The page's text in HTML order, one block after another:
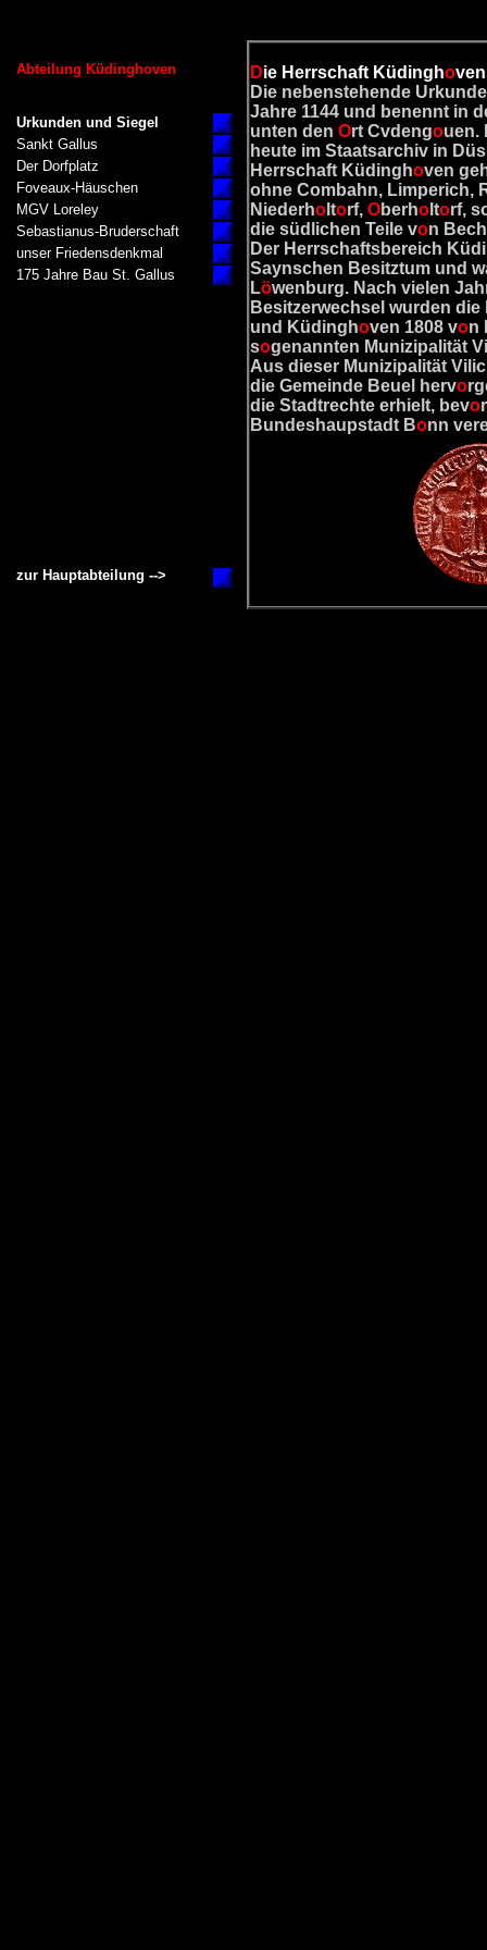
Abteilung Küdinghoven
Urkunden und Siegel
Sankt Gallus
Der Dorfplatz
Foveaux-Häuschen
MGV Loreley
Sebastianus-Bruderschaft
unser Friedensdenkmal
175 Jahre Bau St. Gallus
zur Hauptabteilung -->
Die Herrschaft Küdinghoven
Die nebenstehende
Jahre 1144 und benennt in
unten den Ort Cvdengouen.
heute im Staatsarchiv in
Herrschaft Küdinghoven
ohne Combahn, Limperich,
Niederho ltorf, Oberho ltorf,
die südlichen Teile von
Der Herrschaftsbereich
Saynschen Besitztum und
Löwenburg. Nach vielen
Besitzerwechsel wurden
und Küdinghoven 1808 von
sogenannten Munizipalität
Aus dieser Munizipalität
die Gemeinde Beuel hervo
die Stadtrechte erhielt, bevo
Bundeshaupstadt Bonn